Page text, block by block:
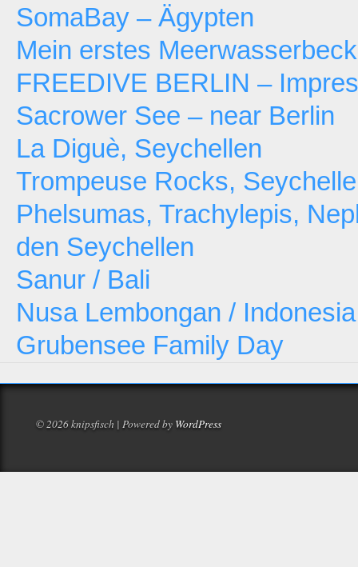
SomaBay – Ägypten
Mein erstes
FREEDIVE BERLIN –
Sacrower See – near Berlin
La Diguè, Seychellen
Trompeuse Rocks,
Phelsumas, Trachylepis,
den Seychellen
Sanur / Bali
Nusa Lembongan /
Grubensee Family Day
© 2026 knipsfisch | Powered by WordPress